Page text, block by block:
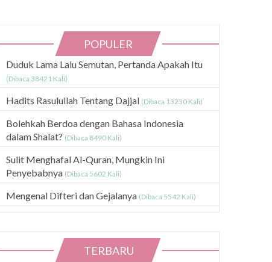
POPULER
Duduk Lama Lalu Semutan, Pertanda Apakah Itu
(Dibaca 38421 Kali)
Hadits Rasulullah Tentang Dajjal (Dibaca 13230 Kali)
Bolehkah Berdoa dengan Bahasa Indonesia
dalam Shalat? (Dibaca 8490 Kali)
Sulit Menghafal Al-Quran, Mungkin Ini
Penyebabnya (Dibaca 5602 Kali)
Mengenal Difteri dan Gejalanya (Dibaca 5542 Kali)
TERBARU